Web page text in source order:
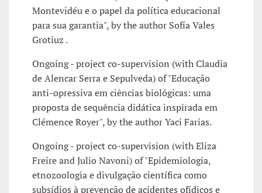
Montevidéu e o papel da política educacional
para sua garantia", by the author Sofía Vales
Grotiuz .
Ongoing - project co-supervision (with Claudia
de Alencar Serra e Sepulveda) of "Educação
anti-opressiva em ciências biológicas: uma
proposta de sequência didática inspirada em
Clémence Royer", by the author Yaci Farias.
Ongoing - project co-supervision (with Eliza
Freire and Julio Navoni) of "Epidemiologia,
etnozoologia e divulgação científica como
subsídios à prevenção de acidentes ofídicos e